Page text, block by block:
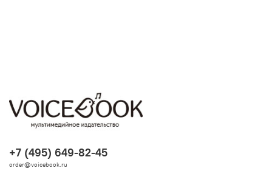
+7 (495) 649-82-45
order@voicebook.ru